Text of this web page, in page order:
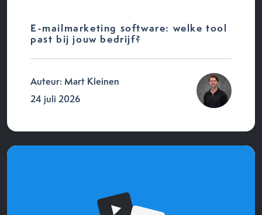
E-mailmarketing software: welke tool
past bij jouw bedrijf?
Auteur: Mart Kleinen
24 juli 2026